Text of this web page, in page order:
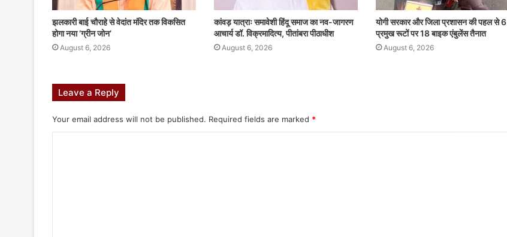
झलकारी बाई चौराहे से वेदांत मंदिर तक विकसित
होगा नया ‘ग्रीन जोन’
August 6, 2026
कांवड़ यात्राः समावेशी हिंदू समाज का नव-जागरण
आचार्य डॉ. विक्रमादित्य, पीतांबरा पीठाधीश
August 6, 2026
योगी सरकार और जिला प्रशासन की पहल से 6
प्रमुख रूटों पर 18 बाइक एंबुलेंस तैनात
August 6, 2026
Leave a Reply
Your email address will not be published. Required fields are marked *